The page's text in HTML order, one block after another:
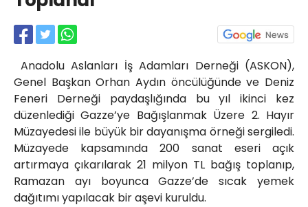
Anadolu Aslanları İş Adamları Derneği (ASKON),
Genel Başkan Orhan Aydın öncülüğünde ve Deniz
Feneri Derneği paydaşlığında bu yıl ikinci kez
düzenlediği Gazze’ye Bağışlanmak Üzere 2. Hayır
Müzayedesi ile büyük bir dayanışma örneği sergiledi.
Müzayede kapsamında 200 sanat eseri açık
artırmaya çıkarılarak 21 milyon TL bağış toplanıp,
Ramazan ayı boyunca Gazze’de sıcak yemek
dağıtımı yapılacak bir aşevi kuruldu.
Yahya Kaptan Mahallesi
Akkavaklar Caddesi No:17/4 İzmit-
kocaelisokak@gmail.com